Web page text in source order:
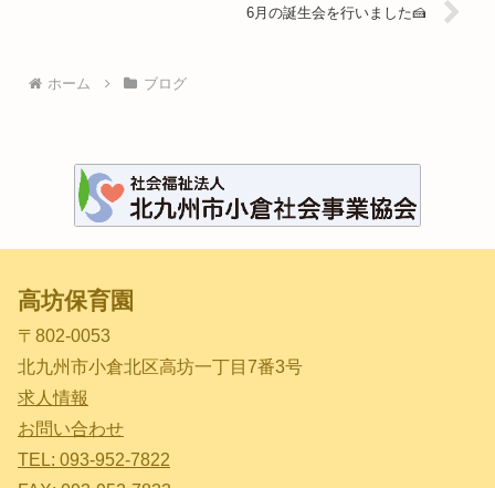
6月の誕生会を行いました🍰
ホーム ブログ
高坊保育園
〒802-0053
北九州市小倉北区高坊一丁目7番3号
求人情報
お問い合わせ
TEL: 093-952-7822